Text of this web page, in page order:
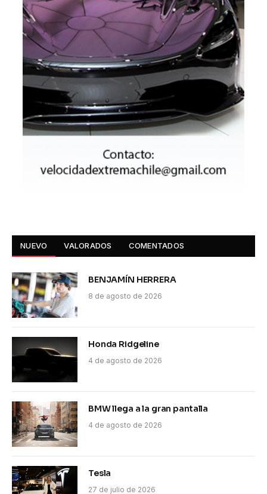
NUEVO VALORADOS COMENTADOS
BENJAMÍN HERRERA
8 de agosto de 2026
Honda Ridgeline
4 de agosto de 2026
BMW llega a la gran pantalla
4 de agosto de 2026
Tesla
27 de julio de 2026